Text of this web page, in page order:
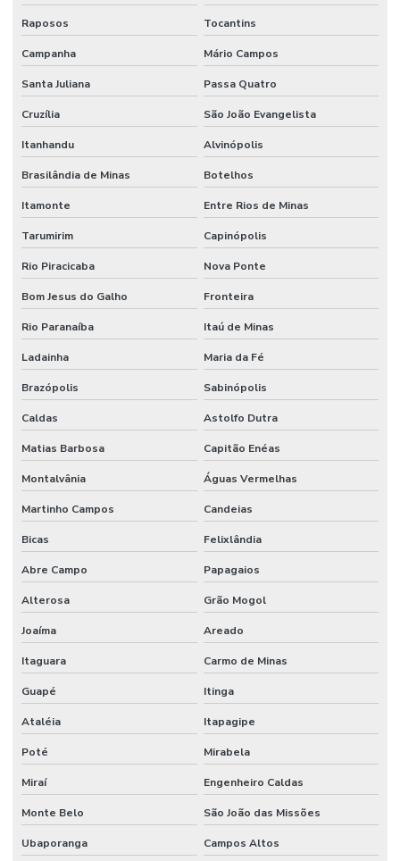
Raposos Tocantins
Campanha Mário Campos
Santa Juliana Passa Quatro
Cruzília São João Evangelista
Itanhandu Alvinópolis
Brasilândia de Minas Botelhos
Itamonte Entre Rios de Minas
Tarumirim Capinópolis
Rio Piracicaba Nova Ponte
Bom Jesus do Galho Fronteira
Rio Paranaíba Itaú de Minas
Ladainha Maria da Fé
Brazópolis Sabinópolis
Caldas Astolfo Dutra
Matias Barbosa Capitão Enéas
Montalvânia Águas Vermelhas
Martinho Campos Candeias
Bicas Felixlândia
Abre Campo Papagaios
Alterosa Grão Mogol
Joaíma Areado
Itaguara Carmo de Minas
Guapé Itinga
Ataléia Itapagipe
Poté Mirabela
Miraí Engenheiro Caldas
Monte Belo São João das Missões
Ubaporanga Campos Altos